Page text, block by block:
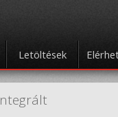
Letöltések